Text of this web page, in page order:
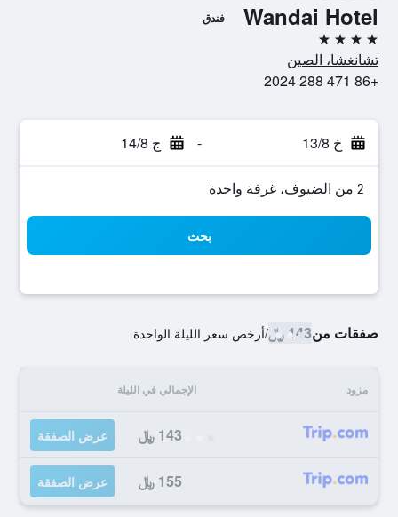
Wandai Hotel فندق
4 نجوم
تشانغشا، الصين
+86 471 288 2024
خ 13/8 - ج 14/8
2 من الضيوف، غرفة واحدة
بحث
صفقات من143 ﷼ /أرخص سعر الليلة الواحدة
مزود الإجمالي في الليلة
143 ﷼ عرض الصفقة
155 ﷼ عرض الصفقة